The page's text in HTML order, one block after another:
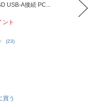
USB-A接続 PC...
ント
(23)
買う
OS/
1,730円